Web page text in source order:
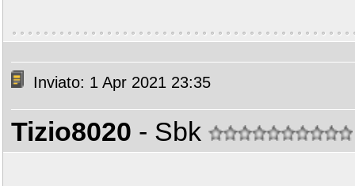
Inviato: 1 Apr 2021 23:35
Tizio8020 - Sbk